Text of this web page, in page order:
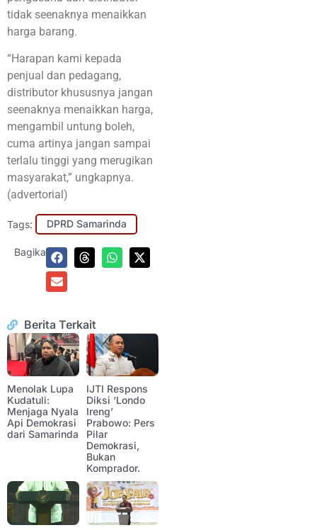
tidak seenaknya menaikkan
harga barang.
“Harapan kami kepada
penjual dan pedagang,
distributor khususnya jangan
seenaknya menaikkan harga,
mengambil untung boleh,
cuma artinya jangan sampai
terlalu tinggi yang merugikan
masyarakat,” ungkapnya.
(advertorial)
Tags: DPRD Samarinda
Bagikan:
Berita Terkait
Menolak Lupa
Kudatuli:
Menjaga Nyala
Api Demokrasi
dari Samarinda
IJTI Respons
Diksi ‘Londo
Ireng’
Prabowo: Pers
Pilar
Demokrasi,
Bukan
Komprador.